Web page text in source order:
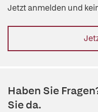
Jetzt anmelden und
Haben Sie
Sie da.